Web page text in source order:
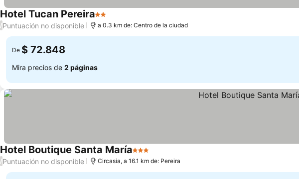
Hotel Tucan Pereira2 Estrellas
/Puntuación no disponible a 0.3 km de: Centro de la ciudad
De $ 72.848
Mira precios de 2 páginas
Hotel Boutique Santa María3 Estrellas
/Puntuación no disponible Circasia, a 16.1 km de: Pereira